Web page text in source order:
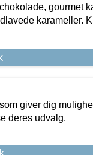
gourmet
karameller.
giver dig
deres udvalg.